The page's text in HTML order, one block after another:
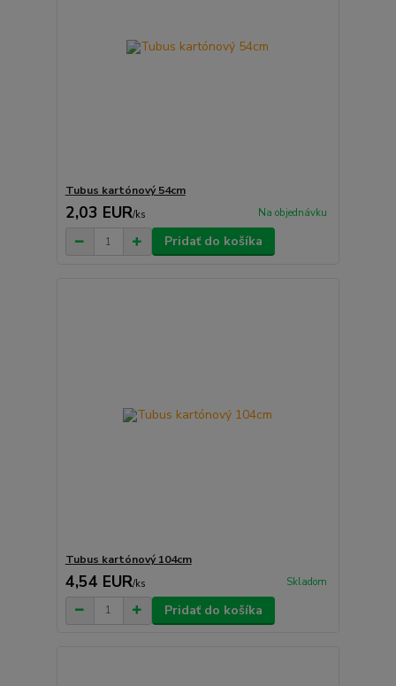
Tubus kartónový 54cm
2,03 EUR/ks Na objednávku
Pridať do košíka
Tubus kartónový 104cm
4,54 EUR/ks Skladom
Pridať do košíka